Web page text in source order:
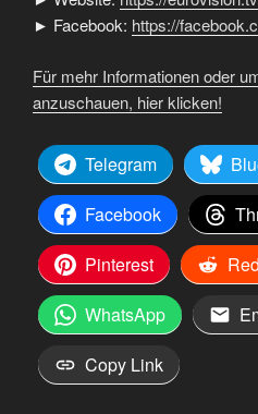
► Facebook: https://
Für mehr Informationen oder
anzuschauen, hier klicken!
Telegram
Facebook
Pinterest
WhatsApp
Copy Link